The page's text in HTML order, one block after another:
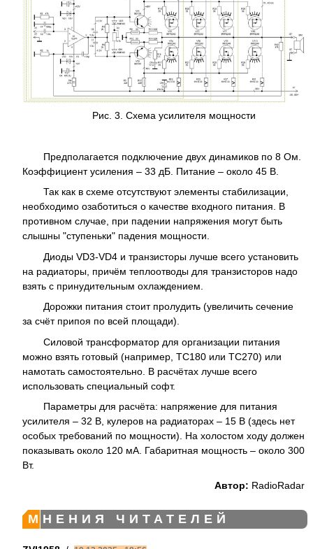
Рис. 3. Схема усилителя мощности
Предполагается подключение двух динамиков по 8 Ом.
Коэффициент усиления – 33 дБ. Питание – около 45 В.
Так как в схеме отсутствуют элементы стабилизации,
необходимо озаботиться о качестве входного питания. В
противном случае, при падении напряжения могут быть
слышны "ступеньки" падения мощности.
Диоды VD3-VD4 и транзисторы лучше всего установить
на радиаторы, причём теплоотводы для транзисторов надо
взять с принудительным охлаждением.
Дорожки питания стоит пролудить (увеличить сечение
за счёт припоя по всей площади).
Силовой трансформатор для организации питания
можно взять готовый (например, ТС180 или ТС270) или
намотать самостоятельно. В расчётах лучше всего
использовать специальный софт.
Параметры для расчёта: напряжение для питания
усилителя – 32 В, кулеров на радиаторах – 15 В (здесь нет
особых требований по мощности). На холостом ходу должен
показывать около 120 мА. Габаритная мощность – около 300
Вт.
Автор: RadioRadar
МНЕНИЯ ЧИТАТЕЛЕЙ